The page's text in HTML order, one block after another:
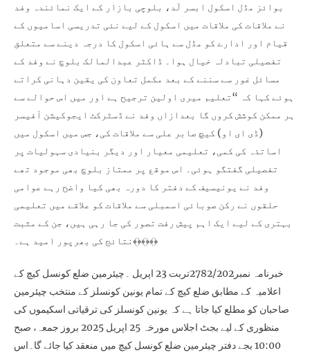
بوائز مڈل اسکول ابسر لَد، بلوچی بازار کے ایک نمائندہ وفد
نے ملاقات کی ملاقات میں اسکول کے لیے نئی تدریسی اسامیوں کے
قیام اور ادارے کو مڈل سے ہائی اسکول کا درجہ دینے سے متعلق
تفصیلی تبادلہ خیال ہوا۔ ڈاکٹر عبدالمالک بلوچ نے وفد کے
مسائل غور سے سننے کے بعد مکمل تعاون کی یقین دہانی کراتے
ہوئے کہا کہ “تعلیم میری اولین ترجیح ہے اور میں اس حوالے سے
ہر ممکن کوشش کروں گا بعدازاں وفد نے ڈسٹرکٹ ایجوکیشن آفیسر
(ڈی ای او) کیچ صابر علی سے ملاقات کی، جس میں اسکول میں
اساتذہ کی کمی، تعلیمی معیار اور دیگر بنیادی سہولیات پر
تفصیلی گفتگو ہوئی۔ اس موقع پر ممتاز بلوچ بھی موجود تھے
وفد نے یونیسیف کے دفتر کا دورہ بھی کیا واضح رہے عوامی
حلقوں نے رکن صوبائی اسمبلی سے ملاقات کو علاقے میں تعلیمی
بہتری کے لیے ایک اہم پیش رفت تصور کی جا رہی ہیں، جن کے مثبت
نتائج کی بھرپور امید ہے۔﴾﴿﴾﴿﴾﴿
خبرنامہ نمبر2782/202تربت 23 اپریل ۔چیئرمین ضلع کونسل کیچ کے
اعلامیہ کے مطابق ضلع کیچ کے تمام یونین کونسلز کے منتخب چیئرمین
صاحبان کو مطلع کیا جاتا ہے کہ یونین کونسلز کی ترقیاتی اسکیموں کی
منظوری کے لیے بجٹ اجلاس مورخہ 25 اپریل 2025 بروز جمعہ، صبح
10:00 بجے دفتر چیئرمین ضلع کونسل کیچ میں منعقد کیا جائے گا۔اس